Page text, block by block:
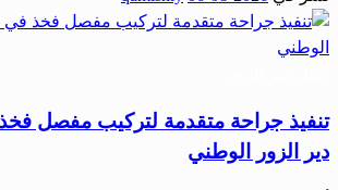
تنفيذ جراحة متقدمة لتركيب مفصل
دير الزور الوطني